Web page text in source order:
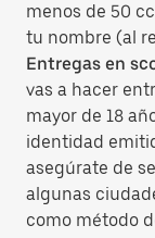
menos de 50
tu nombre (al
Entregas en
vas a hacer
mayor de 18
identidad
asegúrate de
algunas
como método